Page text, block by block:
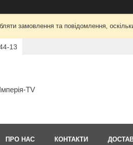
замовлення та повідомлення,
13
TV
ПРО НАС КОНТАКТИ